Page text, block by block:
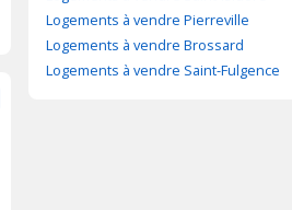
Logements à vendre Pierreville
Logements à vendre Brossard
Logements à vendre Saint-Fulgence